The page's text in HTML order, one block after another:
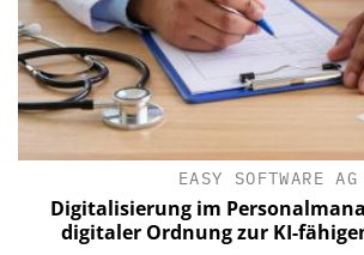
EASY SOFTWARE AG
Digitalisierung im
digitaler Ordnung zur KI-